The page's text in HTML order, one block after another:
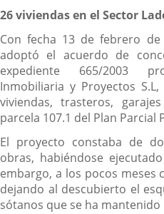
26 viviendas en el Sector
Con fecha 13 de febrero
adoptó el acuerdo de
expediente 665/2003
Inmobiliaria y Proyectos
viviendas, trasteros,
parcela 107.1 del Plan Parcial
El proyecto constaba de
obras, habiéndose
embargo, a los pocos meses
dejando al descubierto el
sótanos que se ha